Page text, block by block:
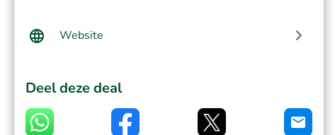
Website
Deel deze deal